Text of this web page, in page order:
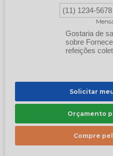
Solicitar
Orçamento
Compre